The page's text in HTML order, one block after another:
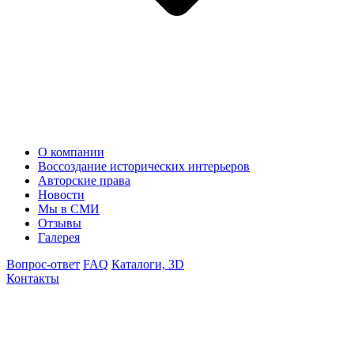
О компании
Воссоздание исторических интерьеров
Авторские права
Новости
Мы в СМИ
Отзывы
Галерея
Вопрос-ответ FAQ Каталоги, 3D
Контакты